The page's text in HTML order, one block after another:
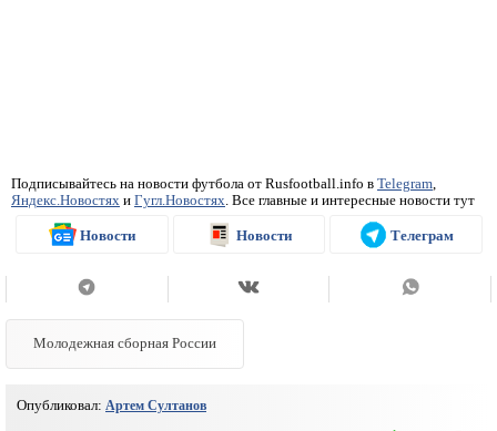
Подписывайтесь на новости футбола от Rusfootball.info в Telegram,
Яндекс.Новостях и Гугл.Новостях. Все главные и интересные новости тут
Новости Новости Телеграм
Молодежная сборная России
Опубликовал: Артем Султанов